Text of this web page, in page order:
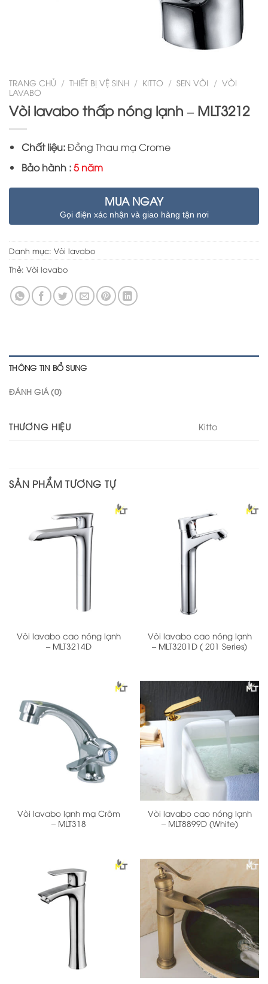
TRANG CHỦ / THIẾT BỊ VỆ SINH / KITTO / SEN VÒI / VÒI
LAVABO
Vòi lavabo thấp nóng lạnh – MLT3212
Chất liệu:Đồng Thau mạ Crome
Bảo hành :5 năm
MUA NGAY
Gọi điện xác nhận và giao hàng tận nơi
Danh mục: Vòi lavabo
Thẻ: Vòi lavabo
THÔNG TIN BỔ SUNG
ĐÁNH GIÁ (0)
THƯƠNG HIỆU Kitto
SẢN PHẨM TƯƠNG TỰ
Vòi lavabo cao nóng lạnh
– MLT3214D
Vòi lavabo cao nóng lạnh
– MLT3201D ( 201 Series)
Vòi lavabo lạnh mạ Crôm
– MLT318
Vòi lavabo cao nóng lạnh
– MLT8899D (White)